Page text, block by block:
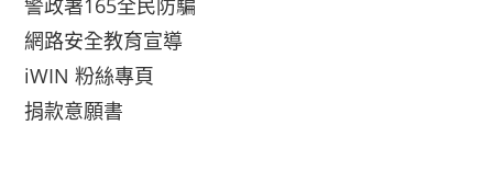
警政署165全民防騙
網路安全教育宣導
iWIN 粉絲專頁
捐款意願書